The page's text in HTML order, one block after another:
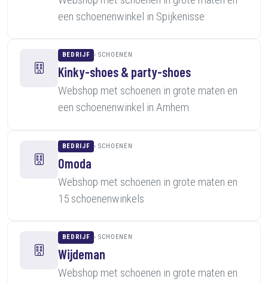
een schoenenwinkel in Spijkenisse
BEDRIJF SCHOENEN
Kinky-shoes & party-shoes
Webshop met schoenen in grote maten en
een schoenenwinkel in Arnhem
BEDRIJF SCHOENEN
Omoda
Webshop met schoenen in grote maten en
15 schoenenwinkels
BEDRIJF SCHOENEN
Wijdeman
Webshop met schoenen in grote maten en